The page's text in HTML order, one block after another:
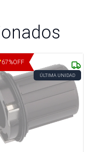
67%OFF
ÚLTIMA UNIDAD